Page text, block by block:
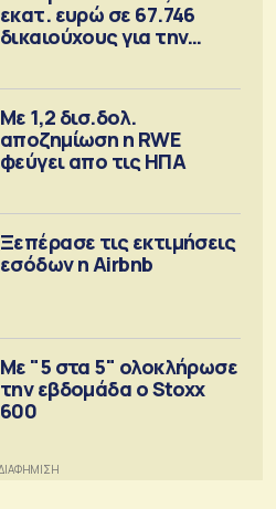
εκατ. ευρώ σε 67.746
δικαιούχους για την
Με 1,2 δισ.δολ.
αποζημίωση η RWE
φεύγει απο τις ΗΠΑ
Ξεπέρασε τις εκτιμήσεις
εσόδων η Airbnb
Με "5 στα 5" ολοκλήρωσε
την εβδομάδα ο Stoxx
600